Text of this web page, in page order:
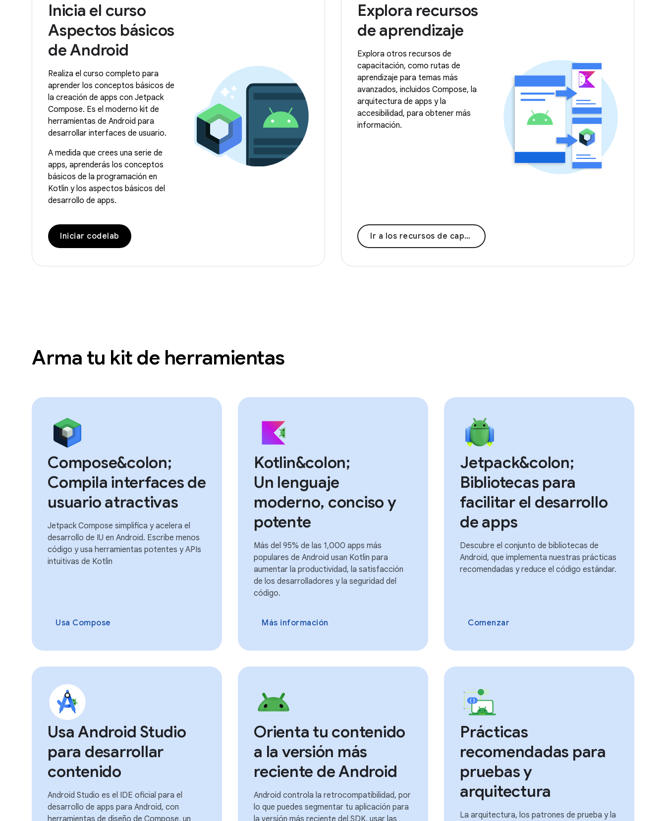
Inicia el curso
Aspectos básicos
de Android
Realiza el curso completo para
aprender los conceptos básicos de
la creación de apps con Jetpack
Compose. Es el moderno kit de
herramientas de Android para
desarrollar interfaces de usuario.
A medida que crees una serie de
apps, aprenderás los conceptos
básicos de la programación en
Kotlin y los aspectos básicos del
desarrollo de apps.
Iniciar codelab
Explora recursos
de aprendizaje
Explora otros recursos de
capacitación, como rutas de
aprendizaje para temas más
avanzados, incluidos Compose, la
arquitectura de apps y la
accesibilidad, para obtener más
información.
Ir a los recursos de capacitación
Arma tu kit de herramientas
Compose&colon;
Compila interfaces de
usuario atractivas
Jetpack Compose simplifica y acelera el
desarrollo de IU en Android. Escribe menos
código y usa herramientas potentes y APIs
intuitivas de Kotlin
Usa Compose
Kotlin&colon;
Un lenguaje
moderno, conciso y
potente
Más del 95% de las 1,000 apps más
populares de Android usan Kotlin para
aumentar la productividad, la satisfacción
de los desarrolladores y la seguridad del
código.
Más información
Jetpack&colon;
Bibliotecas para
facilitar el desarrollo
de apps
Descubre el conjunto de bibliotecas de
Android, que implementa nuestras prácticas
recomendadas y reduce el código estándar.
Comenzar
Usa Android Studio
para desarrollar
contenido
Android Studio es el IDE oficial para el
desarrollo de apps para Android, con
Orienta tu contenido
a la versión más
reciente de Android
Android controla la retrocompatibilidad, por
lo que puedes segmentar tu aplicación para
Prácticas
recomendadas para
pruebas y
arquitectura
La arquitectura, los patrones de prueba y la